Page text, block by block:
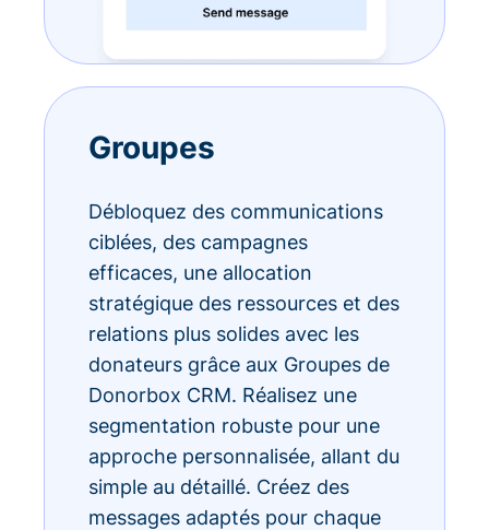
Groupes
Débloquez des communications
ciblées, des campagnes
efficaces, une allocation
stratégique des ressources et des
relations plus solides avec les
donateurs grâce aux Groupes de
Donorbox CRM. Réalisez une
segmentation robuste pour une
approche personnalisée, allant du
simple au détaillé. Créez des
messages adaptés pour chaque